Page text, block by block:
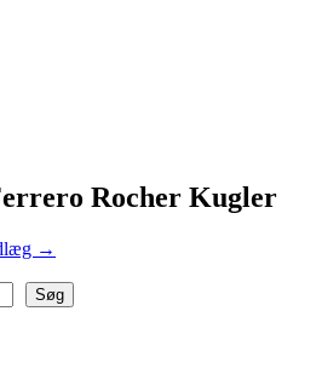
Rocher Kugler
→
Søg